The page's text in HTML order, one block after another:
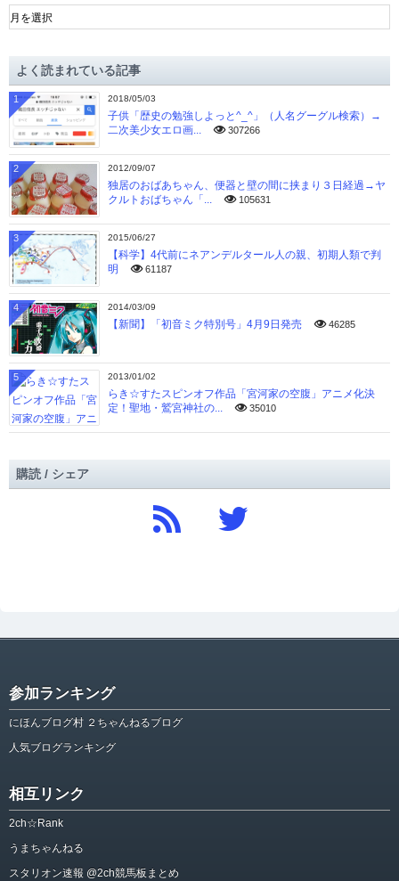
ア
ー
ブよく読まれている記事
2018/05/03
子供「歴史の勉強しよっと^_^」（人名グーグル検索）→
二次美少女エロ画...
307266
1
2012/09/07
独居のおばあちゃん、便器と壁の間に挟まり３日経過→ヤ
クルトおばちゃん「...
105631
2
2015/06/27
【科学】4代前にネアンデルタール人の親、初期人類で判
明
61187
3
2014/03/09
【新聞】「初音ミク特別号」4月9日発売 46285
4
2013/01/02
らき☆すたスピンオフ作品「宮河家の空腹」アニメ化決
定！聖地・鷲宮神社の...
35010
5
購読 / シェア
参加ランキング
にほんブログ村 ２ちゃんねるブログ
人気ブログランキング
相互リンク
2ch☆Rank
うまちゃんねる
スタリオン速報 @2ch競馬板まとめ